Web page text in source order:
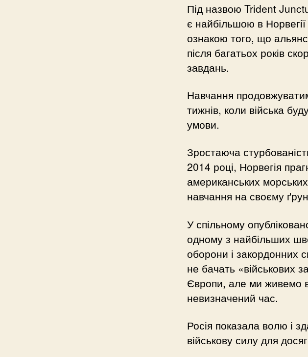
Під назвою Trident
є найбільшою в
ознакою того, що
після багатьох років
завдань.
Навчання
тижнів, коли війська
умови.
Зростаюча
2014 році, Норвегія
американських
навчання на своєму
У спільному
одному з найбільших
оборони і закордонних
не бачать «військових
Європи, але ми живемо
невизначений час.
Росія показала волю і
військову силу для